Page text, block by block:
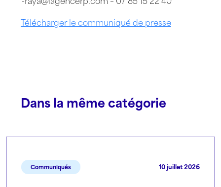
Télécharger le communiqué de presse
Dans la même catégorie
Communiqués 10 juillet 2026